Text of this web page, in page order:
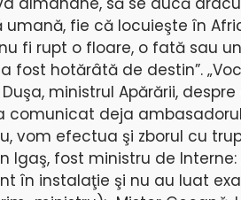
umană, fie că locuieşte în
fi rupt o floare, o fată sau
fost hotărâtă de destin”.
ministrul Apărării,
comunicat deja
vom efectua şi zborul cu
Igaş, fost ministru de
în instalaţie şi nu au luat